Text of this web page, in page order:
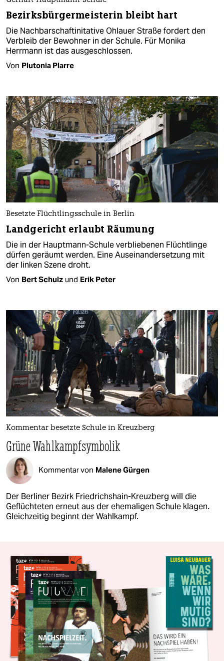
Bezirksbürgermeisterin bleibt hart
Die Nachbarschaftinitative Ohlauer Straße fordert den
Verbleib der Bewohner in der Schule. Für Monika
Herrmann ist das ausgeschlossen.
Von Plutonia Plarre
Besetzte Flüchtlingsschule in Berlin
Landgericht erlaubt Räumung
Die in der Hauptmann-Schule verbliebenen Flüchtlinge
dürfen geräumt werden. Eine Auseinandersetzung mit
der linken Szene droht.
Von Bert Schulz und Erik Peter
Kommentar besetzte Schule in Kreuzberg
Grüne Wahlkampfsymbolik
Kommentar von Malene Gürgen
Der Berliner Bezirk Friedrichshain-Kreuzberg will die
Geflüchteten erneut aus der ehemaligen Schule klagen.
Gleichzeitig beginnt der Wahlkampf.